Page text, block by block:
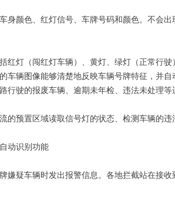
身颜色、红灯信号、车牌号码和颜色。不会
红灯（闯红灯车辆）、黄灯、绿灯（正常行
车辆图像能够清楚地反映车辆号牌特征，并
驶的报废车辆、逾期未年检、违法未处理等
预置区域读取信号灯的状态、检测车辆的违
动识别功能
嫌疑车辆时发出报警信息。各地拦截站在接